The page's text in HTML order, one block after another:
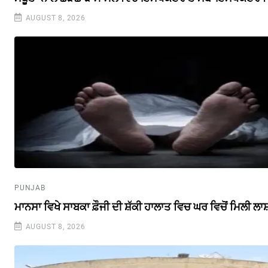
AUGUST 8, 2026
PUNJAB
ਮਾਨਸਾ ਵਿਖੇ ਸਾਬਕਾ ਫ਼ੌਜੀ ਦੀ ਸ਼ੱਕੀ ਹਾਲਾਤ ਵਿਚ ਘਰ ਵਿਚੋਂ ਮਿਲੀ
AUGUST 8, 2026